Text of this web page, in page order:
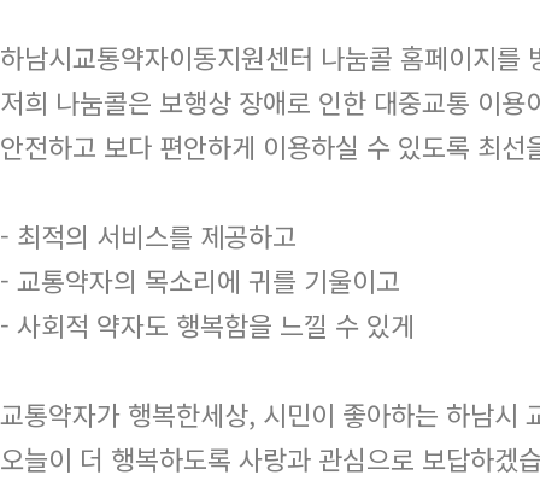
하남시교통약자이동지원센터 나눔콜 홈페이지를
저희 나눔콜은 보행상 장애로 인한 대중교통 이
안전하고 보다 편안하게 이용하실 수 있도록 최선
- 최적의 서비스를 제공하고
- 교통약자의 목소리에 귀를 기울이고
- 사회적 약자도 행복함을 느낄 수 있게
교통약자가 행복한세상, 시민이 좋아하는 하남시
오늘이 더 행복하도록 사랑과 관심으로 보답하겠